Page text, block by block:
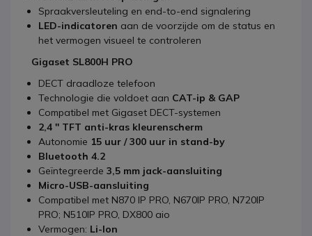
Spraakversleuteling en end-to-end signalering
LED-indicatoren aan de voorzijde om de status en
het vermogen visueel te controleren
Gigaset SL800H PRO
DECT draadloze telefoon
Technologie die voldoet aan CAT-ip & GAP
Compatibel met Gigaset DECT-systemen
2,4 '' TFT anti-kras kleurenscherm
Autonomie 15 uur / 300 uur in stand-by
Bluetooth 4.2
Geïntegreerde 3,5 mm jack-aansluiting
Micro-USB-aansluiting
Compatibel met N870 IP PRO, N670IP PRO, N720IP
PRO; N510IP PRO, DX800 aio
Vermogen: Li-Ion